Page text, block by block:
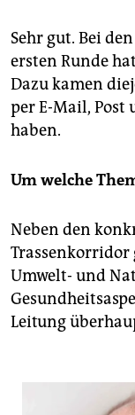
Sehr gut. Bei
ersten Runde
Dazu kamen
per E-Mail, Post
haben.
Um welche
Neben den
Trassenkorridor
Umwelt- und
Leitung